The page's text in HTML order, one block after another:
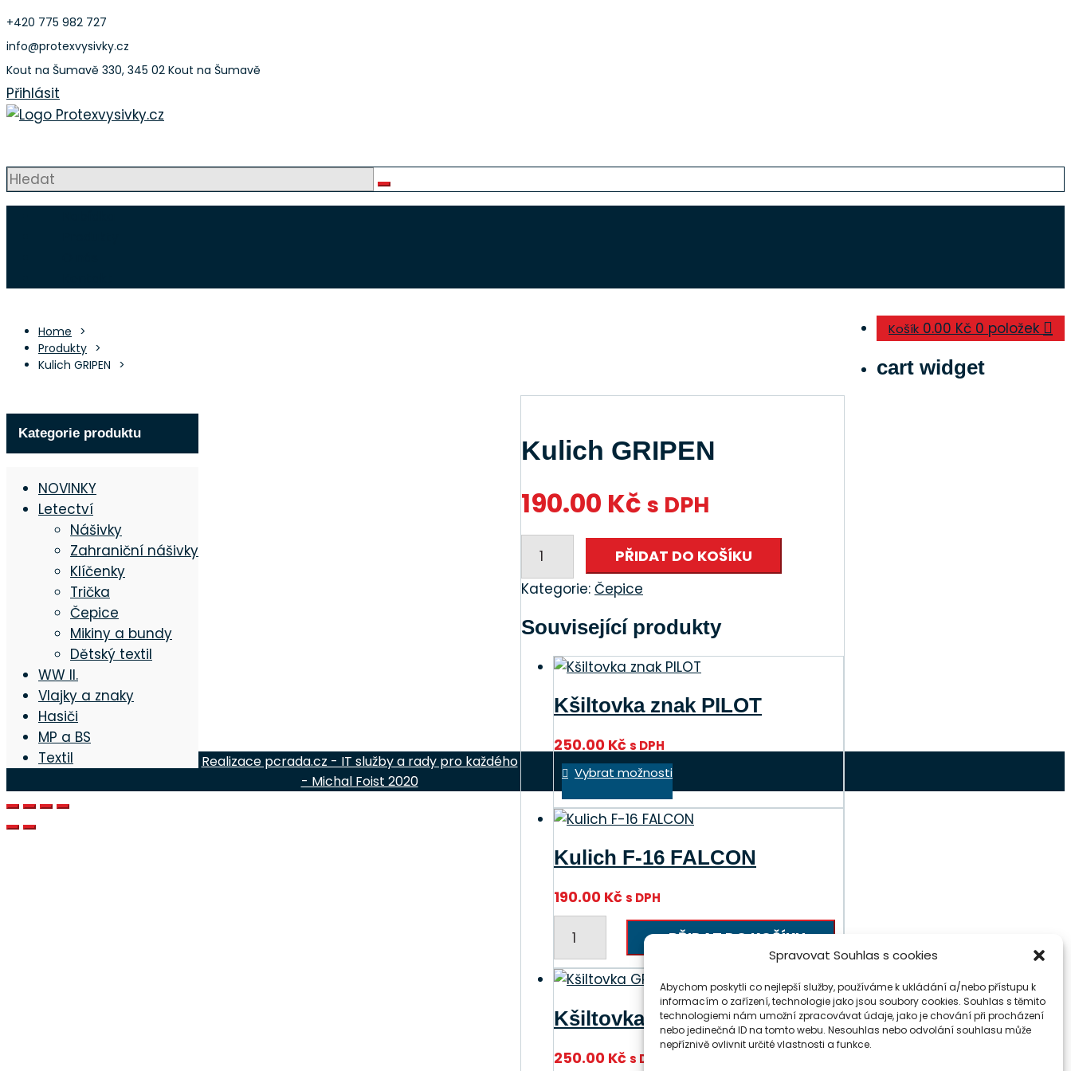
Spravovat Souhlas s cookies
Abychom poskytli co nejlepší služby, používáme k ukládání a/nebo přístupu k
informacím o zařízení, technologie jako jsou soubory cookies. Souhlas s těmito
technologiemi nám umožní zpracovávat údaje, jako je chování při procházení
nebo jedinečná ID na tomto webu. Nesouhlas nebo odvolání souhlasu může
nepříznivě ovlivnit určité vlastnosti a funkce.
Přeskočit
na
obsah
+420 775 982 727
info@protexvysivky.cz
Kout na Šumavě 330, 345 02 Kout na Šumavě
Přihlásit
Košík 0.00 Kč 0 položek
cart widget
Home
Produkty
Kulich GRIPEN
Kulich GRIPEN
190.00 Kč s DPH
GRIPEN
množství
PŘIDAT DO KOŠÍKU
Kategorie: Čepice
Související produkty
Kšiltovka znak PILOT
250.00 Kčs DPH
Vybrat možnosti
má
více
variant.
Možnosti
na
Kulich F-16 FALCON
190.00 Kčs DPH
16
FALCON
množství
PŘIDAT DO KOŠÍKU
Kšiltovka GRIPEN silueta
250.00 Kčs DPH
Kategorie produktu
NOVINKY
Letectví
Nášivky
Zahraniční nášivky
Klíčenky
Trička
Čepice
Mikiny a bundy
Dětský textil
WW II.
Vlajky a znaky
Hasiči
MP a BS
Textil
Realizace pcrada.cz - IT služby a rady pro každého
- Michal Foist 2020